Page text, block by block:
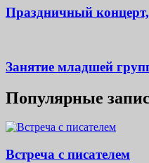
Праздничный
Занятие младшей
Популярные
Встреча с писателем